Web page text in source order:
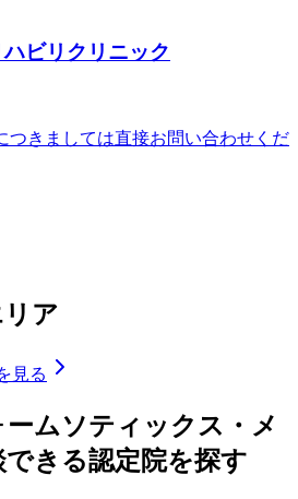
ビリクリニック
つきましては直接お問い合わせくだ
ア
見る
ームソティックス・メ
きる認定院を探す